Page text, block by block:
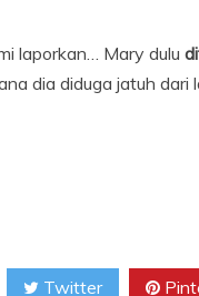
laporkan… Mary dulu
dia diduga jatuh dari
Twitter